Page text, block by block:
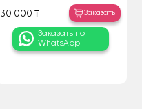
30 000 ₸ Заказать
Заказать по
WhatsApp